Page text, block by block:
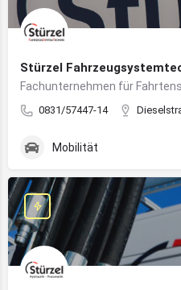
Stürzel
0831/57447-14
Mobilität